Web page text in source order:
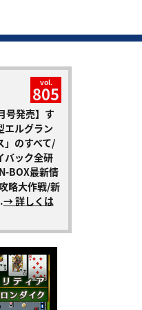
vol.
805
号発売】す
エルグラン
」のすべて/
バック全研
BOX最新情
略大作戦/新
→ 詳しくは